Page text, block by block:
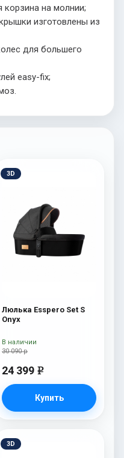
корзина на молнии;
изготовлены из
для большего
easy-fix;
3D
Люлька Esspero Set S
Onyx
30 090 р
24 399 e
Купить
В наличии
3D